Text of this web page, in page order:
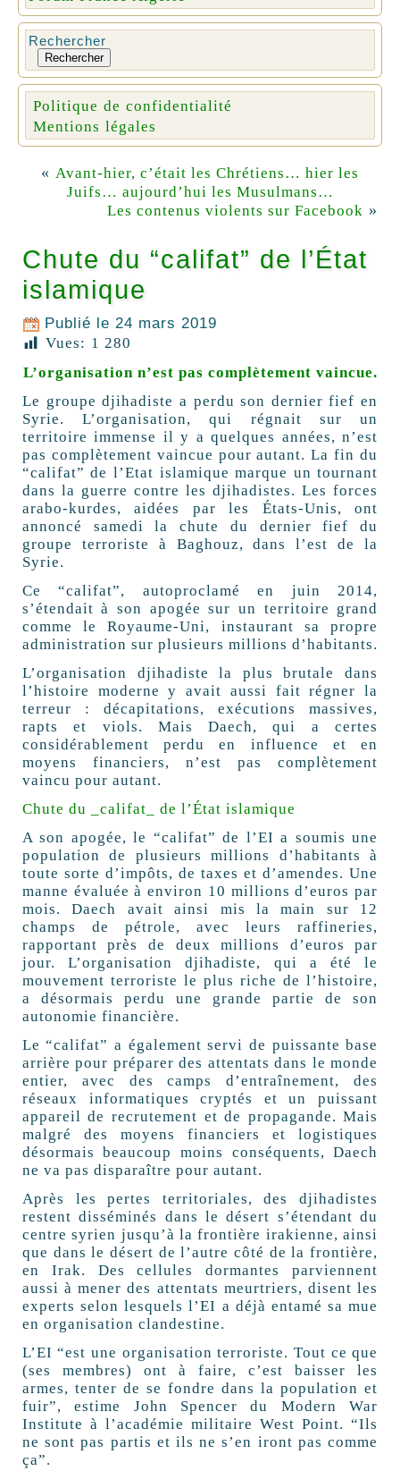
Rechercher
Rechercher
Politique de confidentialité
Mentions légales
« Avant-hier, c’était les Chrétiens… hier les
Juifs… aujourd’hui les Musulmans…
Les contenus violents sur Facebook »
Chute du “califat” de l’État
islamique
Publié le 24 mars 2019
Vues: 1 280
L’organisation n’est pas complètement vaincue.
Le groupe djihadiste a perdu son dernier fief en
Syrie. L’organisation, qui régnait sur un
territoire immense il y a quelques années, n’est
pas complètement vaincue pour autant. La fin du
“califat” de l’Etat islamique marque un tournant
dans la guerre contre les djihadistes. Les forces
arabo-kurdes, aidées par les États-Unis, ont
annoncé samedi la chute du dernier fief du
groupe terroriste à Baghouz, dans l’est de la
Syrie.
Ce “califat”, autoproclamé en juin 2014,
s’étendait à son apogée sur un territoire grand
comme le Royaume-Uni, instaurant sa propre
administration sur plusieurs millions d’habitants.
L’organisation djihadiste la plus brutale dans
l’histoire moderne y avait aussi fait régner la
terreur : décapitations, exécutions massives,
rapts et viols. Mais Daech, qui a certes
considérablement perdu en influence et en
moyens financiers, n’est pas complètement
vaincu pour autant.
Chute du _califat_ de l’État islamique
A son apogée, le “califat” de l’EI a soumis une
population de plusieurs millions d’habitants à
toute sorte d’impôts, de taxes et d’amendes. Une
manne évaluée à environ 10 millions d’euros par
mois. Daech avait ainsi mis la main sur 12
champs de pétrole, avec leurs raffineries,
rapportant près de deux millions d’euros par
jour. L’organisation djihadiste, qui a été le
mouvement terroriste le plus riche de l’histoire,
a désormais perdu une grande partie de son
autonomie financière.
Le “califat” a également servi de puissante base
arrière pour préparer des attentats dans le monde
entier, avec des camps d’entraînement, des
réseaux informatiques cryptés et un puissant
appareil de recrutement et de propagande. Mais
malgré des moyens financiers et logistiques
désormais beaucoup moins conséquents, Daech
ne va pas disparaître pour autant.
Après les pertes territoriales, des djihadistes
restent disséminés dans le désert s’étendant du
centre syrien jusqu’à la frontière irakienne, ainsi
que dans le désert de l’autre côté de la frontière,
en Irak. Des cellules dormantes parviennent
aussi à mener des attentats meurtriers, disent les
experts selon lesquels l’EI a déjà entamé sa mue
en organisation clandestine.
L’EI “est une organisation terroriste. Tout ce que
(ses membres) ont à faire, c’est baisser les
armes, tenter de se fondre dans la population et
fuir”, estime John Spencer du Modern War
Institute à l’académie militaire West Point. “Ils
ne sont pas partis et ils ne s’en iront pas comme
ça”.